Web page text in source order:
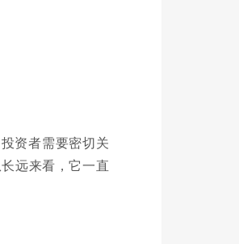
资者需要密切关
远来看，它一直